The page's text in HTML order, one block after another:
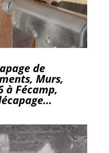
de
Murs,
à Fécamp,